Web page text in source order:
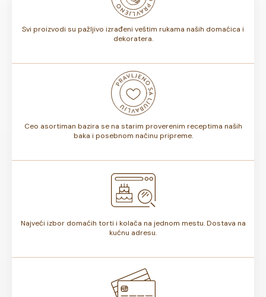
Svi proizvodi su pažljivo izrađeni veštim rukama naših domaćica i
dekoratera.
Ceo asortiman bazira se na starim proverenim receptima naših
baka i posebnom načinu pripreme.
Najveći izbor domaćih torti i kolača na jednom mestu. Dostava na
kućnu adresu.